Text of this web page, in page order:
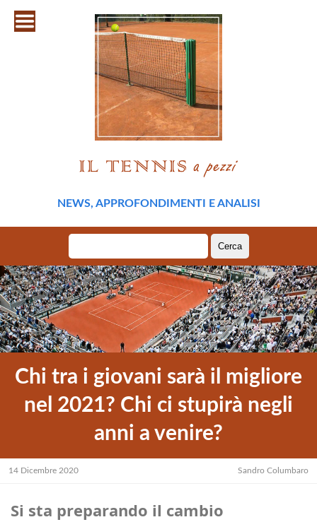
NEWS, APPROFONDIMENTI E ANALISI
per:
Chi tra i giovani sarà il migliore
nel 2021? Chi ci stupirà negli
anni a venire?
14 Dicembre 2020 Sandro Columbaro
Si sta preparando il cambio